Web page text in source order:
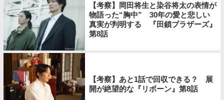
【考察】岡田将生と染谷将太の表情が
物語った“胸中” 30年の愛と悲しい
真実が判明する 『田鎖ブラザーズ』
第8話
【考察】あと1話で回収できる？ 展
開が絶望的な『リボーン』第8話